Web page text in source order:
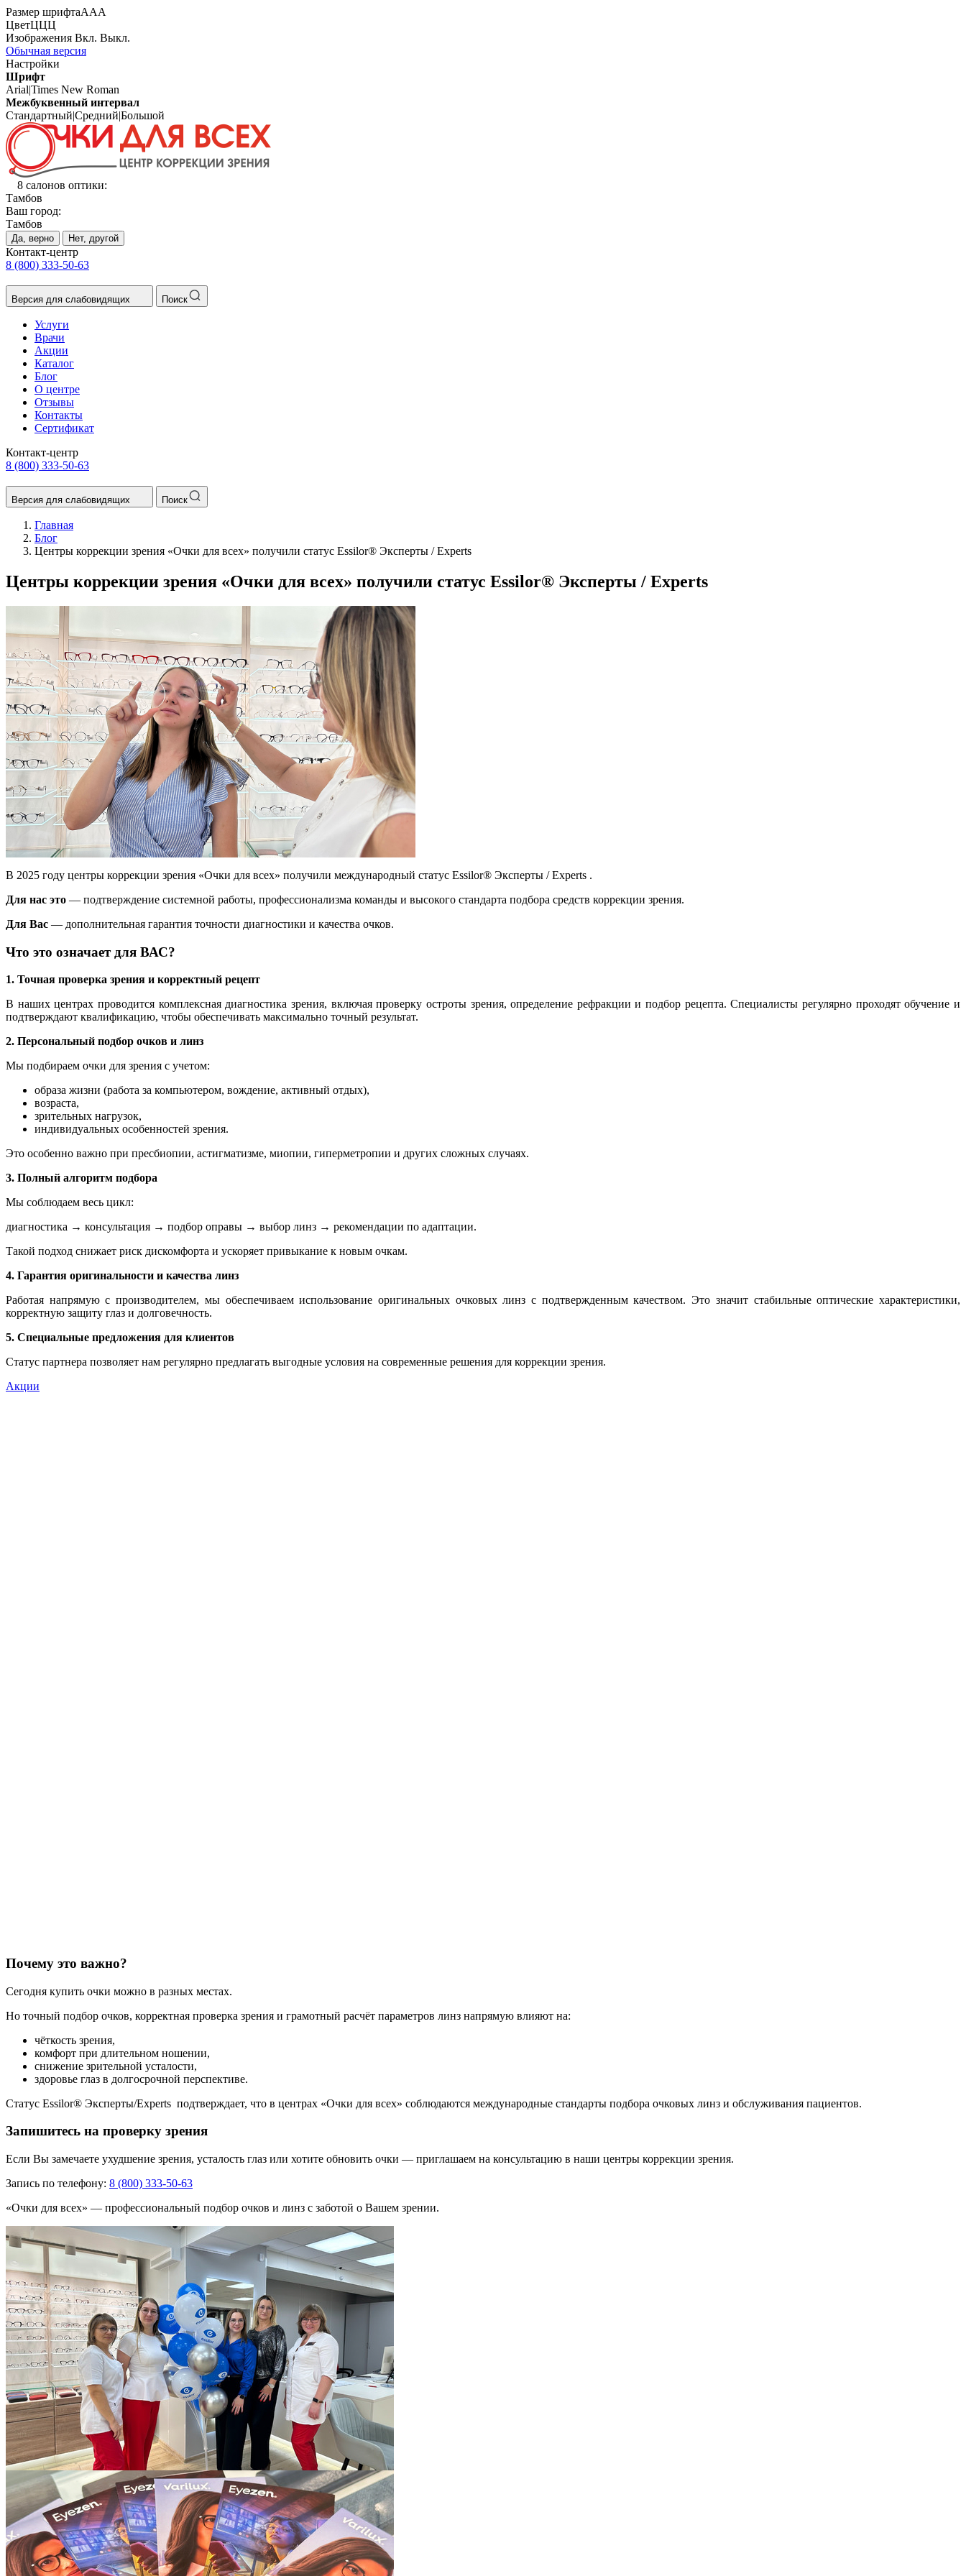
Размер шрифтаААА
ЦветЦЦЦ
Изображения Вкл. Выкл.
Обычная версия
Настройки
Шрифт
Arial|Times New Roman
Межбуквенный интервал
Стандартный|Средний|Большой
8 салонов оптики:
Тамбов
Ваш город:
Тамбов
Да, верно Нет, другой
Контакт-центр
8 (800) 333-50-63
Версия для слабовидящих Поиск
Услуги
Врачи
Акции
Каталог
Блог
О центре
Отзывы
Контакты
Сертификат
Контакт-центр
8 (800) 333-50-63
Версия для слабовидящих Поиск
Главная
Блог
Центры коррекции зрения «Очки для всех» получили статус Essilor® Эксперты / Experts
Центры коррекции зрения «Очки для всех» получили статус Essilor® Эксперты / Experts
В 2025 году центры коррекции зрения «Очки для всех» получили международный статус Essilor® Эксперты / Experts .
Для нас это — подтверждение системной работы, профессионализма команды и высокого стандарта подбора средств коррекции зрения.
Для Вас — дополнительная гарантия точности диагностики и качества очков.
Что это означает для ВАС?
1. Точная проверка зрения и корректный рецепт
В наших центрах проводится комплексная диагностика зрения, включая проверку остроты зрения, определение рефракции и подбор рецепта. Специалисты регулярно проходят обучение и
подтверждают квалификацию, чтобы обеспечивать максимально точный результат.
2. Персональный подбор очков и линз
Мы подбираем очки для зрения с учетом:
образа жизни (работа за компьютером, вождение, активный отдых),
возраста,
зрительных нагрузок,
индивидуальных особенностей зрения.
Это особенно важно при пресбиопии, астигматизме, миопии, гиперметропии и других сложных случаях.
3. Полный алгоритм подбора
Мы соблюдаем весь цикл:
диагностика → консультация → подбор оправы → выбор линз → рекомендации по адаптации.
Такой подход снижает риск дискомфорта и ускоряет привыкание к новым очкам.
4. Гарантия оригинальности и качества линз
Работая напрямую с производителем, мы обеспечиваем использование оригинальных очковых линз с подтвержденным качеством. Это значит стабильные оптические характеристики,
корректную защиту глаз и долговечность.
5. Специальные предложения для клиентов
Статус партнера позволяет нам регулярно предлагать выгодные условия на современные решения для коррекции зрения.
Акции
Почему это важно?
Сегодня купить очки можно в разных местах.
Но точный подбор очков, корректная проверка зрения и грамотный расчёт параметров линз напрямую влияют на:
чёткость зрения,
комфорт при длительном ношении,
снижение зрительной усталости,
здоровье глаз в долгосрочной перспективе.
Статус Essilor® Эксперты/Experts подтверждает, что в центрах «Очки для всех» соблюдаются международные стандарты подбора очковых линз и обслуживания пациентов.
Запишитесь на проверку зрения
Если Вы замечаете ухудшение зрения, усталость глаз или хотите обновить очки — приглашаем на консультацию в наши центры коррекции зрения.
Запись по телефону: 8 (800) 333-50-63
«Очки для всех» — профессиональный подбор очков и линз с заботой о Вашем зрении.